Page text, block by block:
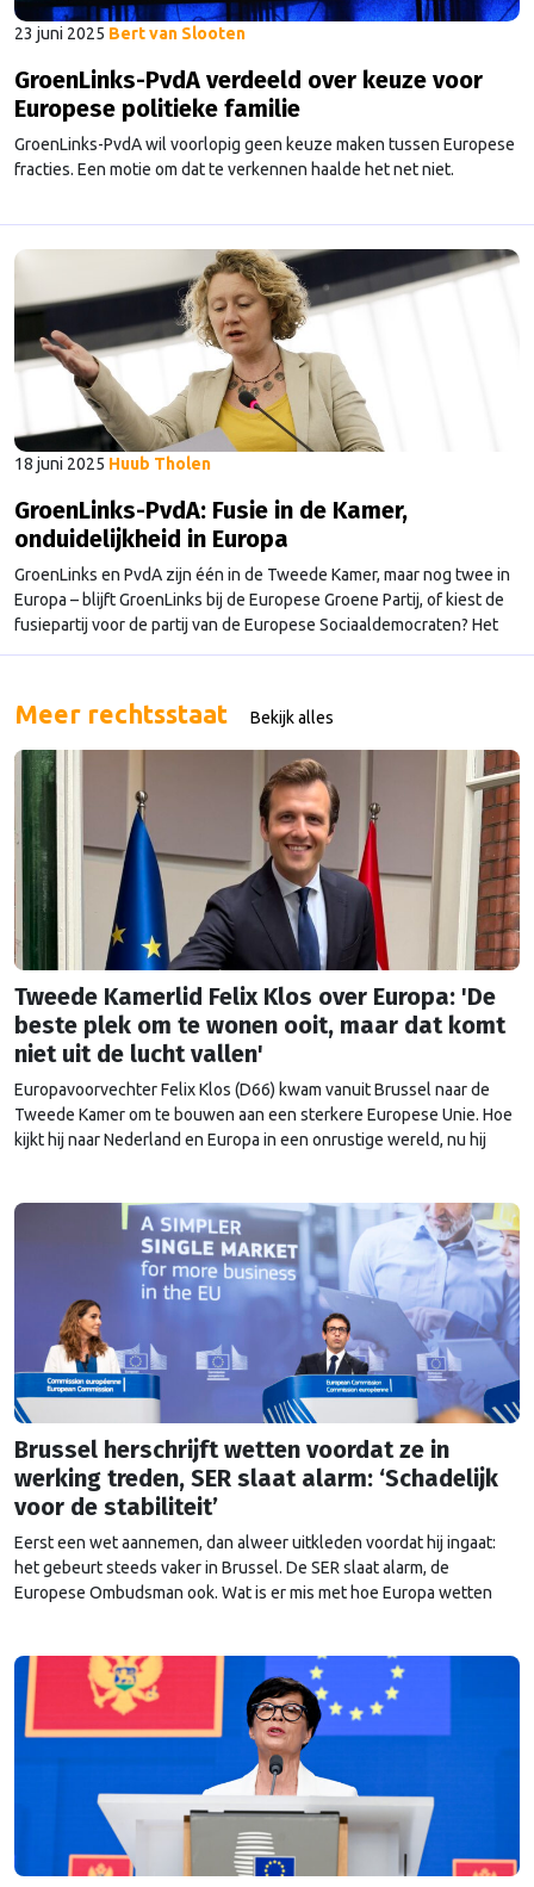
23 juni 2025 Bert van Slooten
GroenLinks-PvdA verdeeld over keuze voor
Europese politieke familie
GroenLinks-PvdA wil voorlopig geen keuze maken tussen Europese
fracties. Een motie om dat te verkennen haalde het net niet.
18 juni 2025 Huub Tholen
GroenLinks-PvdA: Fusie in de Kamer,
onduidelijkheid in Europa
GroenLinks en PvdA zijn één in de Tweede Kamer, maar nog twee in
Europa – blijft GroenLinks bij de Europese Groene Partij, of kiest de
fusiepartij voor de partij van de Europese Sociaaldemocraten? Het
partijcongres aankomende zaterdag moet deze discussie op gang
Meer rechtsstaat Bekijk alles
Tweede Kamerlid Felix Klos over Europa: 'De
beste plek om te wonen ooit, maar dat komt
niet uit de lucht vallen'
Europavoorvechter Felix Klos (D66) kwam vanuit Brussel naar de
Tweede Kamer om te bouwen aan een sterkere Europese Unie. Hoe
kijkt hij naar Nederland en Europa in een onrustige wereld, nu hij
Brussel herschrijft wetten voordat ze in
werking treden, SER slaat alarm: ‘Schadelijk
voor de stabiliteit’
Eerst een wet aannemen, dan alweer uitkleden voordat hij ingaat:
het gebeurt steeds vaker in Brussel. De SER slaat alarm, de
Europese Ombudsman ook. Wat is er mis met hoe Europa wetten